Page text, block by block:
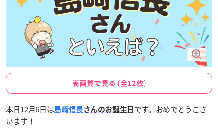
高画質で見る (全12枚)
本日12月6日は 島﨑信長さんのお誕生日 です。おめでとうござ
います！